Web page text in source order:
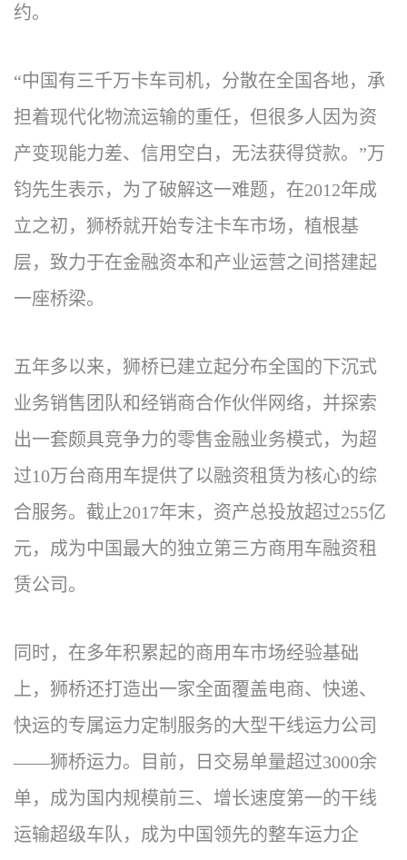
约。
“中国有三千万卡车司机，分散在全国各地，承
担着现代化物流运输的重任，但很多人因为资
产变现能力差、信用空白，无法获得贷款。”万
钧先生表示，为了破解这一难题，在2012年成
立之初，狮桥就开始专注卡车市场，植根基
层，致力于在金融资本和产业运营之间搭建起
一座桥梁。
五年多以来，狮桥已建立起分布全国的下沉式
业务销售团队和经销商合作伙伴网络，并探索
出一套颇具竞争力的零售金融业务模式，为超
过10万台商用车提供了以融资租赁为核心的综
合服务。截止2017年末，资产总投放超过255亿
元，成为中国最大的独立第三方商用车融资租
赁公司。
同时，在多年积累起的商用车市场经验基础
上，狮桥还打造出一家全面覆盖电商、快递、
快运的专属运力定制服务的大型干线运力公司
——狮桥运力。目前，日交易单量超过3000余
单，成为国内规模前三、增长速度第一的干线
运输超级车队，成为中国领先的整车运力企